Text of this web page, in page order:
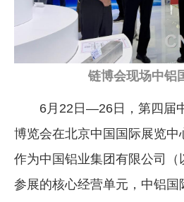
链博会现场中铝
6月22日—26日，第四届
博览会在北京中国国际展览中
作为中国铝业集团有限公司（
参展的核心经营单元，中铝国